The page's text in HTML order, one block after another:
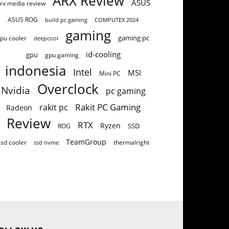
media review ASUS
ASUS ROG build pc gaming COMPUTEX 2024
cooler deepcool gaming
gaming pc
gpu
gpu gaming id-cooling
indonesia Intel Mini PC MSI
Nvidia Overclock pc gaming
Radeon rakit pc Rakit PC Gaming
Review ROG RTX Ryzen SSD
cooler ssd nvme TeamGroup thermalright